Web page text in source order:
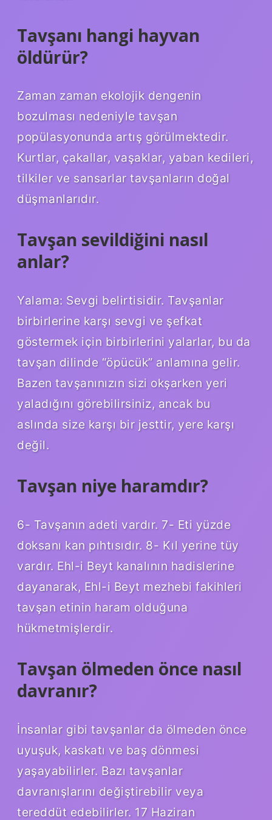
Tavşanı hangi hayvan
öldürür?
Zaman zaman ekolojik dengenin
bozulması nedeniyle tavşan
popülasyonunda artış görülmektedir.
Kurtlar, çakallar, vaşaklar, yaban kedileri,
tilkiler ve sansarlar tavşanların doğal
düşmanlarıdır.
Tavşan sevildiğini nasıl
anlar?
Yalama: Sevgi belirtisidir. Tavşanlar
birbirlerine karşı sevgi ve şefkat
göstermek için birbirlerini yalarlar, bu da
tavşan dilinde “öpücük” anlamına gelir.
Bazen tavşanınızın sizi okşarken yeri
yaladığını görebilirsiniz, ancak bu
aslında size karşı bir jesttir, yere karşı
değil.
Tavşan niye haramdır?
6- Tavşanın adeti vardır. 7- Eti yüzde
doksanı kan pıhtısıdır. 8- Kıl yerine tüy
vardır. Ehl-i Beyt kanalının hadislerine
dayanarak, Ehl-i Beyt mezhebi fakihleri ​​
tavşan etinin haram olduğuna
hükmetmişlerdir.
Tavşan ölmeden önce nasıl
davranır?
İnsanlar gibi tavşanlar da ölmeden önce
uyuşuk, kaskatı ve baş dönmesi
yaşayabilirler. Bazı tavşanlar
davranışlarını değiştirebilir veya
tereddüt edebilirler. 17 Haziran